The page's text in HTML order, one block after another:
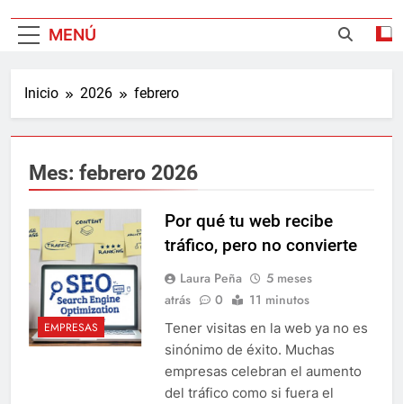
Majadahonda
MENÚ
Inicio 2026 febrero
Mes: febrero 2026
EMPRESAS
Por qué tu web recibe
tráfico, pero no convierte
Laura Peña
5 meses
atrás
0 11 minutos
Tener visitas en la web ya no es
sinónimo de éxito. Muchas
empresas celebran el aumento
del tráfico como si fuera el